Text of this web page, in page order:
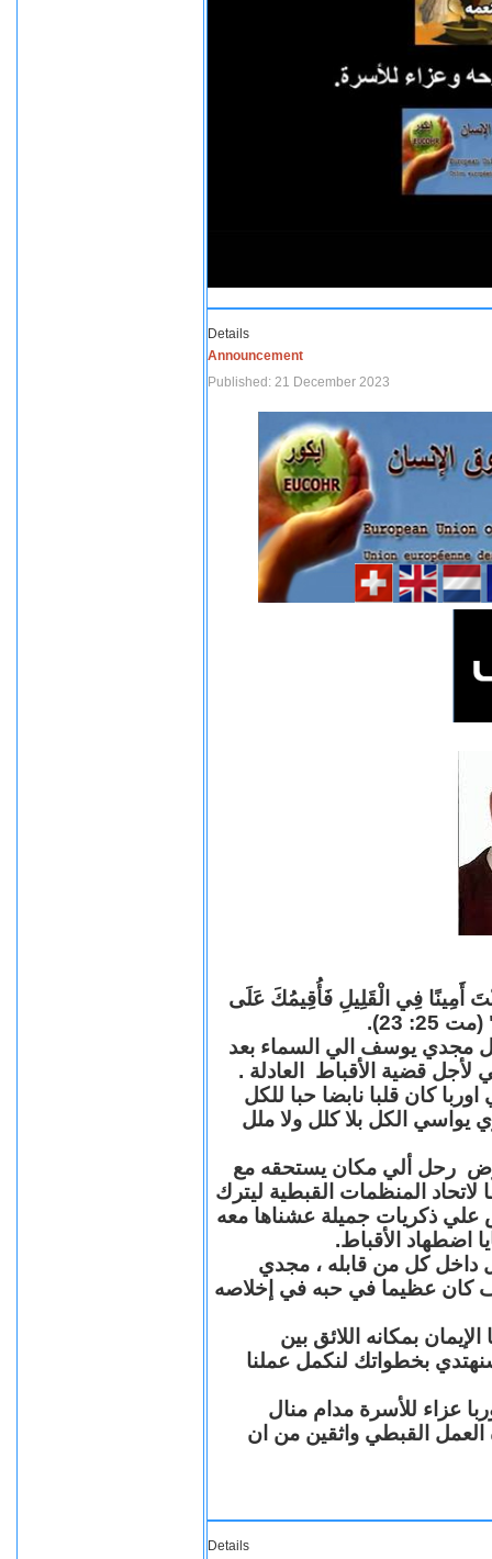
Details
Announcement
Published: 21 December 2023
أَمِينًا فِي الْقَلِيلِ فَأُقِيمُكَ عَلَى
23).
مجدي يوسف الي السماء بعد
قضية الأقباط العادلة .
كان قلبا نابضا حبا للكل
يواسي الكل بلا كلل ولا ملل
رحل ألي مكان يستحقه مع
المنظمات القبطية ليترك
علي ذكريات جميلة عشناها معه
اضطهاد الأقباط.
داخل كل من قابله ، مجدي
عظيما في حبه في إخلاصه
بمكانه اللائق بين
بخطواتك لنكمل عملنا
عزاء للأسرة مدام منال
العمل القبطي واثقين من ان
Details